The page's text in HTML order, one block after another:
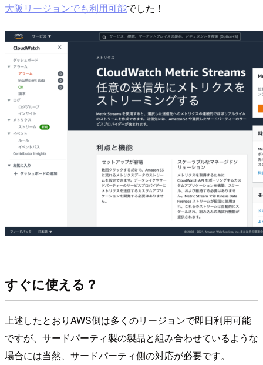
大阪リージョンでも利用可能でした！
すぐに使える？
上述したとおりAWS側は多くのリージョンで即日利用可能
ですが、サードパーティ製の製品と組み合わせているような
場合には当然、サードパーティ側の対応が必要です。